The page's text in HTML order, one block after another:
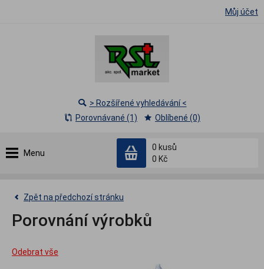
Můj účet
Menu
0 kusů
0 Kč
> Rozšířené vyhledávání <
Porovnávané (1)
Oblíbené (0)
Zpět na předchozí stránku
Porovnání výrobků
Odebrat vše